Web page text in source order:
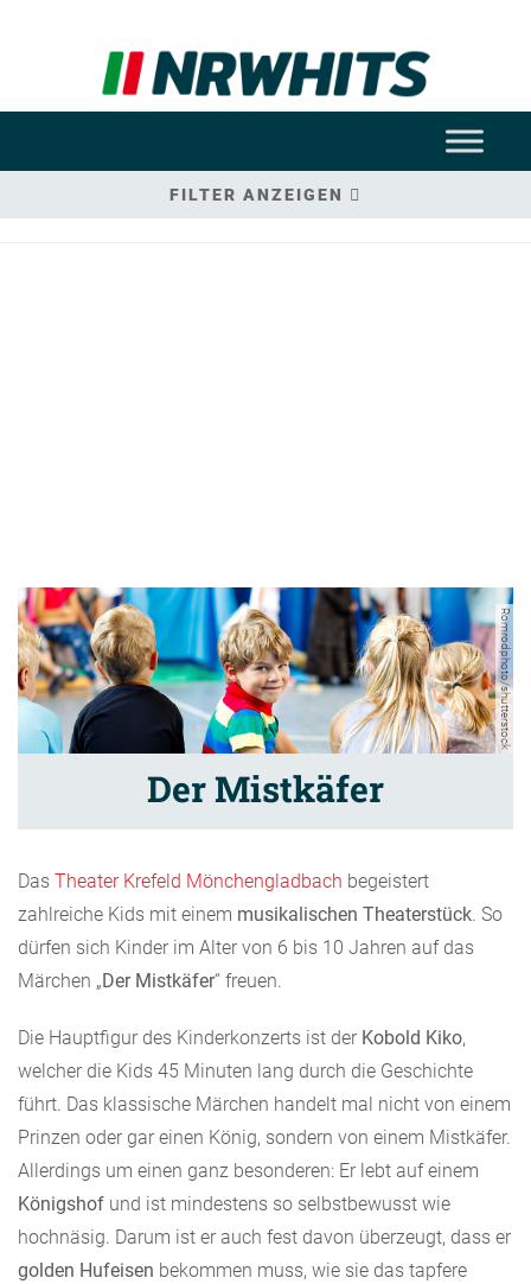
FILTER ANZEIGEN
Romrodphoto/shutterstock
Der Mistkäfer
Das Theater Krefeld Mönchengladbach begeistert
zahlreiche Kids mit einem musikalischen Theaterstück. So
dürfen sich Kinder im Alter von 6 bis 10 Jahren auf das
Märchen „Der Mistkäfer“ freuen.
Die Hauptfigur des Kinderkonzerts ist der Kobold Kiko,
welcher die Kids 45 Minuten lang durch die Geschichte
führt. Das klassische Märchen handelt mal nicht von einem
Prinzen oder gar einen König, sondern von einem Mistkäfer.
Allerdings um einen ganz besonderen: Er lebt auf einem
Königshof und ist mindestens so selbstbewusst wie
hochnäsig. Darum ist er auch fest davon überzeugt, dass er
golden Hufeisen bekommen muss, wie sie das tapfere